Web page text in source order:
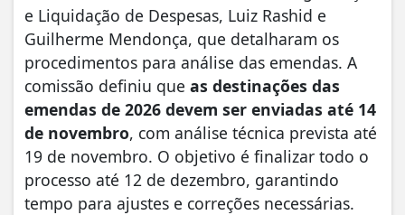
e Liquidação de Despesas, Luiz Rashid e
Guilherme Mendonça, que detalharam os
procedimentos para análise das emendas. A
comissão definiu que as destinações das
emendas de 2026 devem ser enviadas até 14
de novembro, com análise técnica prevista até
19 de novembro. O objetivo é finalizar todo o
processo até 12 de dezembro, garantindo
tempo para ajustes e correções necessárias.